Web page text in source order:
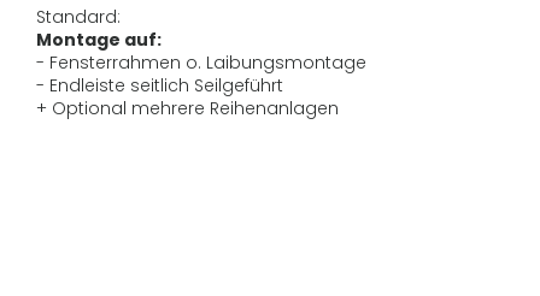
Standard:
Montage auf:
- Fensterrahmen o. Laibungsmontage
- Endleiste seitlich Seilgeführt
+ Optional mehrere Reihenanlagen